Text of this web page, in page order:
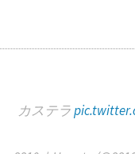
カステラ